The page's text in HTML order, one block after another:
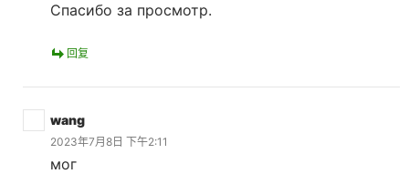
Спасибо за просмотр.
回复
wang
2023年7月8日 下午2:11
мог